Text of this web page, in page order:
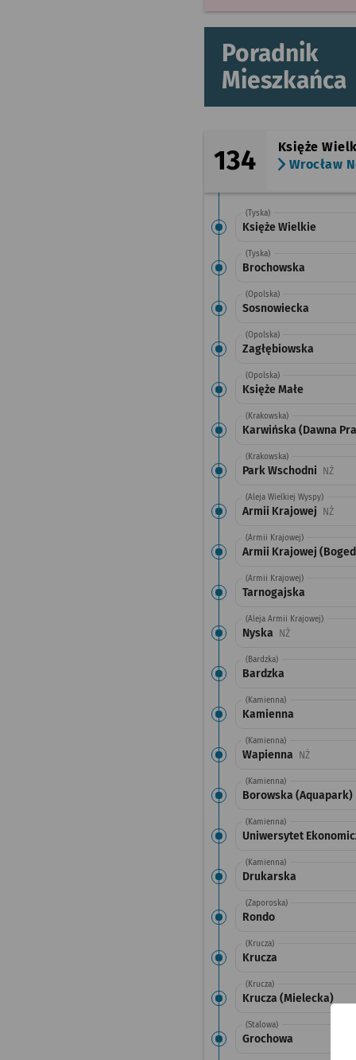
Poradnik
Mieszkańca
134
Księże
Wrocław
(Tyska)
Księże Wielkie
(Tyska)
Brochowska
(Opolska)
Sosnowiecka
(Opolska)
Zagłębiowska
(Opolska)
Księże Małe
(Krakowska)
Karwińska (Dawna
(Krakowska)
Park Wschodni NŻ
(Aleja Wielkiej Wyspy)
Armii Krajowej NŻ
(Armii Krajowej)
Armii Krajowej
(Armii Krajowej)
Tarnogajska
(Aleja Armii Krajowej)
Nyska NŻPrzystanek na
(Bardzka)
Bardzka
(Kamienna)
Kamienna
(Kamienna)
Wapienna NŻPrzystanek
(Kamienna)
Borowska (Aquapark)
(Kamienna)
Uniwersytet
(Kamienna)
Drukarska
(Zaporoska)
Rondo
(Krucza)
Krucza
(Krucza)
Krucza (Mielecka)
(Stalowa)
Grochowa